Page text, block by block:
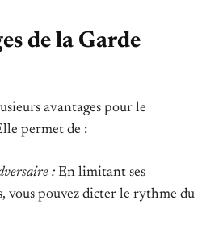
de la Garde
avantages pour le
permet de :
:En limitant ses
vous pouvez dicter le rythme du